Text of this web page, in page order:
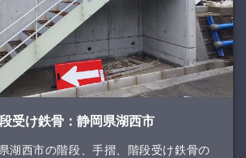
受け鉄骨：静岡県湖西市
湖西市の階段、手摺、階段受け鉄骨の